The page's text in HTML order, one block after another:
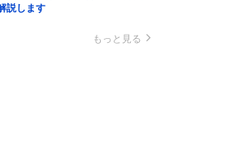
説します
もっと見る